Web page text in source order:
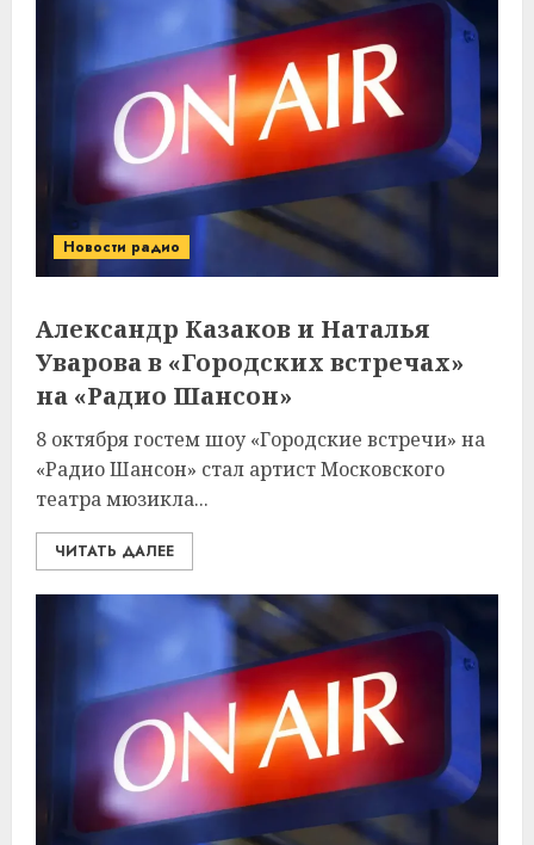
Новости радио
Александр Казаков и Наталья
Уварова в «Городских встречах»
на «Радио Шансон»
8 октября гостем шоу «Городские встречи» на
«Радио Шансон» стал артист Московского
театра мюзикла...
ЧИТАТЬ ДАЛЕЕ